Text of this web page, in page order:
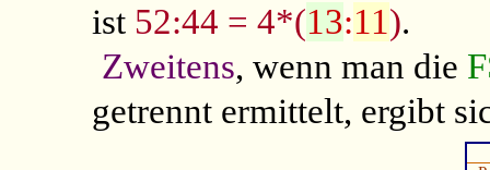
ist 52:44 = 4*(13:11).
Zweitens, wenn man die
getrennt ermittelt, ergibt